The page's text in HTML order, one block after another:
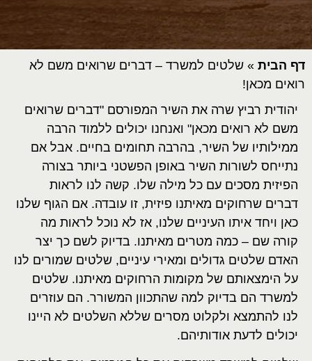
דף הבית » שלטים למשרד – דברים שרואים משם לא
רואים מכאן!
יהודית רביץ שרה את השיר המפורסם "דברים שרואים
משם לא רואים מכאן" ואנחנו יכולים ללמוד הרבה
ממילותיו של השיר, בהרבה תחומים בחיים. אבל אם
נתייחס לשורות השיר באופן הפשטני ביותר בצורה
הפיזית מסכים עם כל מילה שלו. קשה לנו לראות
דברים שרחוקים מאיתנו פיזית, זו עובדה. אם הגוף שלנו
כאן ויחד איתו העיניים שלנו, אז לא נוכל לראות מה
קורה שם – כמה מטרים מאיתנו. בדיוק לשם כך יצר
האדם שלטים גדולים ומאירי עיניים, שלטים שמורים לנו
על הימצאותם של מקומות הרחוקים מאיתנו. שלטים
למשרד הם בדיוק למה שהתכוון המשורר. הם עוזרים
לנו להתמצא ולקלוט מסרים שללא השלטים לא היינו
יכולים לדעת אודותיהם.